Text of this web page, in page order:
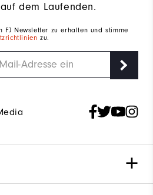
dem Laufenden.
FJ Newsletter zu erhalten und stimme
zu.